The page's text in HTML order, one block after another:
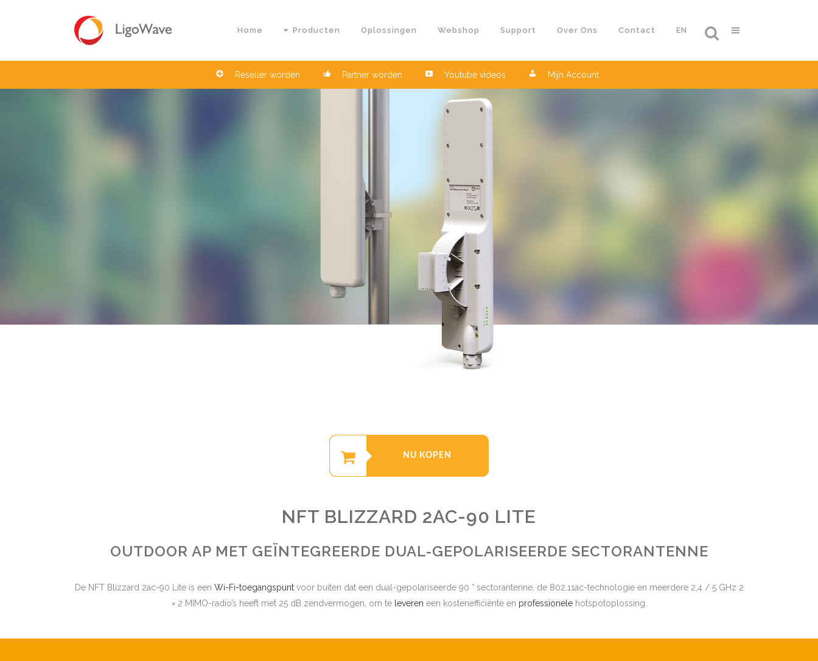
Home Producten Oplossingen Webshop Support Over Ons Contact EN
Reseller worden Partner worden Youtube videos Mijn Account
NU KOPEN
NFT BLIZZARD 2AC-90 LITE
OUTDOOR AP MET GEÏNTEGREERDE DUAL-GEPOLARISEERDE SECTORANTENNE
De NFT Blizzard 2ac-90 Lite is een Wi-Fi-toegangspuntvoor buiten dat een dual-gepolariseerde 90 ° sectorantenne, de 802.11ac-technologie en meerdere 2,4 / 5 GHz 2
× 2 MIMO-radio’s heeft met 25 dB zendvermogen, om te leveren een kostenefficiënte en professionelehotspotoplossing.